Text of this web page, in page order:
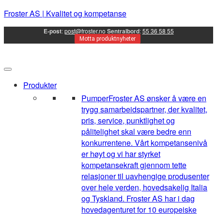
Froster AS | Kvalitet og kompetanse
E-post:post@froster.no Sentralbord:55 36 58 55
Motta produktnyheter
Produkter
PumperFroster AS ønsker å være en
trygg samarbeidspartner, der kvalitet,
pris, service, punktlighet og
pålitelighet skal være bedre enn
konkurrentene. Vårt kompetansenivå
er høyt og vi har styrket
kompetansekraft gjennom tette
relasjoner til uavhengige produsenter
over hele verden, hovedsakelig Italia
og Tyskland. Froster AS har i dag
hovedagenturet for 10 europeiske